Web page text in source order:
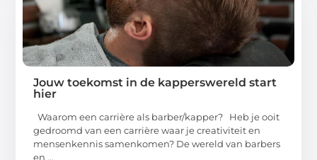
Jouw toekomst in de kapperswereld start
hier
Waarom een carrière als barber/kapper? Heb je ooit
gedroomd van een carrière waar je creativiteit en
mensenkennis samenkomen? De wereld van barbers
en ...